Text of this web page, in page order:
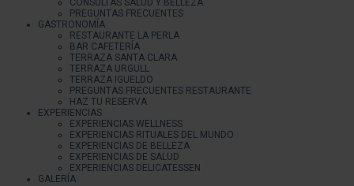
CONSULTAS SALUD Y BELLEZA
PREGUNTAS FRECUENTES
GASTRONOMÍA
RESTAURANTE LA PERLA
BAR CAFETERÍA
TERRAZA SANTA CLARA
TERRAZA URGULL
TERRAZA IGUELDO
PREGUNTAS FRECUENTES RESTAURANTE
HAZ TU RESERVA
EXPERIENCIAS
EXPERIENCIAS WELLNESS
EXPERIENCIAS RITUALES DEL MUNDO
EXPERIENCIAS DE BELLEZA
EXPERIENCIAS DE SALUD
EXPERIENCIAS DELICATESSEN
GALERÍA